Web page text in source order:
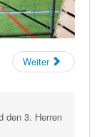
Weiter
den 3. Herren